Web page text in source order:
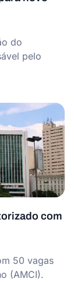
do
pelo
com
50 vagas
(AMCI).